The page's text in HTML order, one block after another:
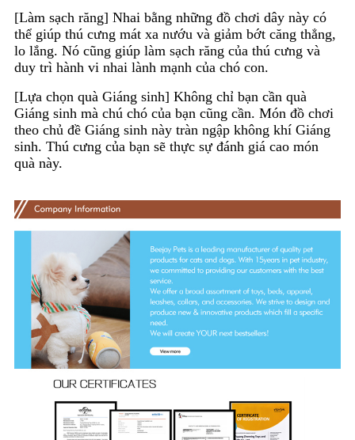
[Làm sạch răng] Nhai bằng những đồ chơi dây này có
thể giúp thú cưng mát xa nướu và giảm bớt căng thẳng,
lo lắng. Nó cũng giúp làm sạch răng của thú cưng và
duy trì hành vi nhai lành mạnh của chó con.
[Lựa chọn quà Giáng sinh] Không chỉ bạn cần quà
Giáng sinh mà chú chó của bạn cũng cần. Món đồ chơi
theo chủ đề Giáng sinh này tràn ngập không khí Giáng
sinh. Thú cưng của bạn sẽ thực sự đánh giá cao món
quà này.